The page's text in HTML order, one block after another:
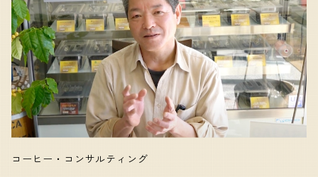
コーヒー・コンサルティング